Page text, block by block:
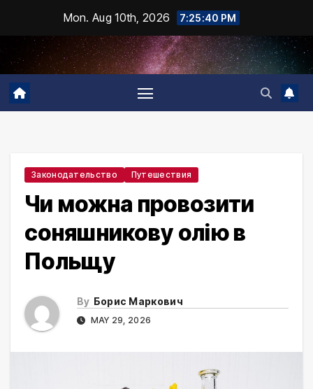
content
Mon. Aug 10th, 2026 7:25:41 PM
Законодательство Путешествия
Чи можна провозити
соняшникову олію в
Польщу
By Борис Маркович
MAY 29, 2026